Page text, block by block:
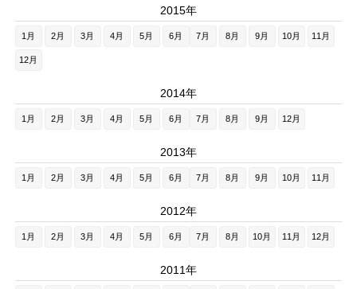
2015年
1月 2月 3月 4月 5月 6月 7月 8月 9月 10月 11月
12月
2014年
1月 2月 3月 4月 5月 6月 7月 8月 9月 12月
2013年
1月 2月 3月 4月 5月 6月 7月 8月 9月 10月 11月
2012年
1月 2月 3月 4月 5月 6月 7月 8月 10月 11月 12月
2011年